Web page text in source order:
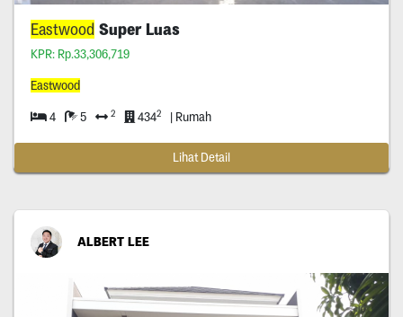
Eastwood Super Luas
KPR: Rp.33,306,719
Eastwood
4 5 2 4342 | Rumah
Lihat Detail
ALBERT LEE